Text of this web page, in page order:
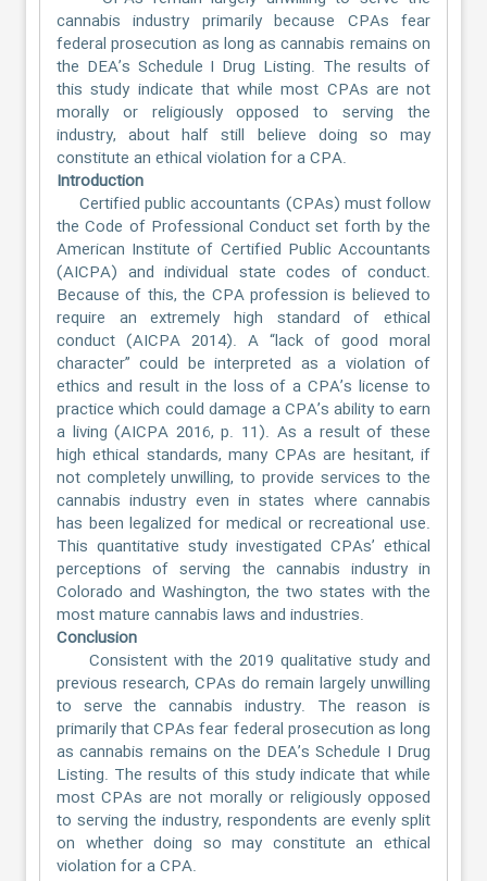
cannabis industry primarily because CPAs fear
federal prosecution as long as cannabis remains on
the DEA’s Schedule I Drug Listing. The results of
this study indicate that while most CPAs are not
morally or religiously opposed to serving the
industry, about half still believe doing so may
constitute an ethical violation for a CPA.
Introduction
Certified public accountants (CPAs) must follow
the Code of Professional Conduct set forth by the
American Institute of Certified Public Accountants
(AICPA) and individual state codes of conduct.
Because of this, the CPA profession is believed to
require an extremely high standard of ethical
conduct (AICPA 2014). A “lack of good moral
character” could be interpreted as a violation of
ethics and result in the loss of a CPA’s license to
practice which could damage a CPA’s ability to earn
a living (AICPA 2016, p. 11). As a result of these
high ethical standards, many CPAs are hesitant, if
not completely unwilling, to provide services to the
cannabis industry even in states where cannabis
has been legalized for medical or recreational use.
This quantitative study investigated CPAs’ ethical
perceptions of serving the cannabis industry in
Colorado and Washington, the two states with the
most mature cannabis laws and industries.
Conclusion
Consistent with the 2019 qualitative study and
previous research, CPAs do remain largely unwilling
to serve the cannabis industry. The reason is
primarily that CPAs fear federal prosecution as long
as cannabis remains on the DEA’s Schedule I Drug
Listing. The results of this study indicate that while
most CPAs are not morally or religiously opposed
to serving the industry, respondents are evenly split
on whether doing so may constitute an ethical
violation for a CPA.